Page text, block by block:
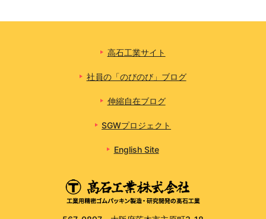
高石工業サイト
社員の「のびのび」ブログ
伸縮自在ブログ
SGWプロジェクト
English Site